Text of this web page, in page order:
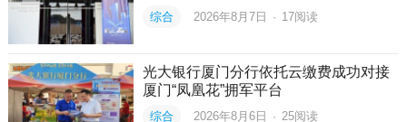
综合 2026年8月7日 · 17阅读
光大银行厦门分行依托云缴费成功对接
厦门“凤凰花”拥军平台
综合 2026年8月6日 · 25阅读